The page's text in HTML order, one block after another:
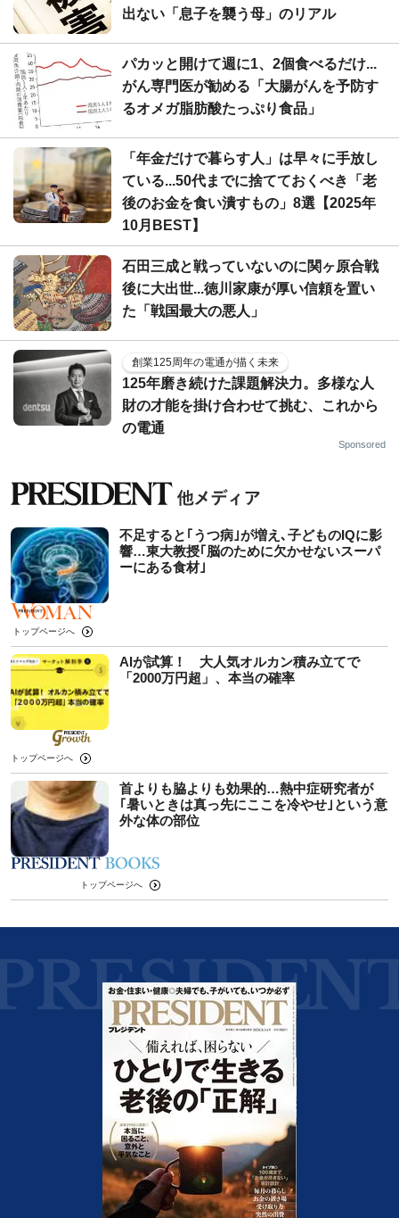
出ない「息子を襲う母」のリアル
パカッと開けて週に1、2個食べるだけ...
がん専門医が勧める「大腸がんを予防す
るオメガ脂肪酸たっぷり食品」
「年金だけで暮らす人」は早々に手放し
ている...50代までに捨てておくべき「老
後のお金を食い潰すもの」8選【2025年
10月BEST】
石田三成と戦っていないのに関ヶ原合戦
後に大出世...徳川家康が厚い信頼を置い
た「戦国最大の悪人」
創業125周年の電通が描く未来
125年磨き続けた課題解決力。多様な人
財の才能を掛け合わせて挑む、これから
の電通
Sponsored
不足すると｢うつ病｣が増え､子どものIQに影
響…東大教授｢脳のために欠かせないスーパ
ーにある食材｣
トップページへ
AIが試算！ 大人気オルカン積み立てで
「2000万円超」、本当の確率
トップページへ
首よりも脇よりも効果的…熱中症研究者が
｢暑いときは真っ先にここを冷やせ｣という意
外な体の部位
トップページへ